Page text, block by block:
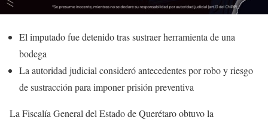
El imputado fue detenido tras sustraer herramienta de una
bodega
La autoridad judicial consideró antecedentes por robo y riesgo
de sustracción para imponer prisión preventiva
La Fiscalía General del Estado de Querétaro obtuvo la